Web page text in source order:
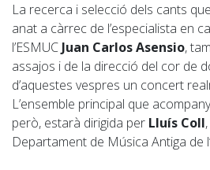
La recerca i selecció dels cants
anat a càrrec de l’especialista en
l’ESMUC Juan Carlos Asensio,
assajos i de la direcció del cor de
d’aquestes vespres un concert
L’ensemble principal que
però, estarà dirigida per Lluís Coll
Departament de Música Antiga de